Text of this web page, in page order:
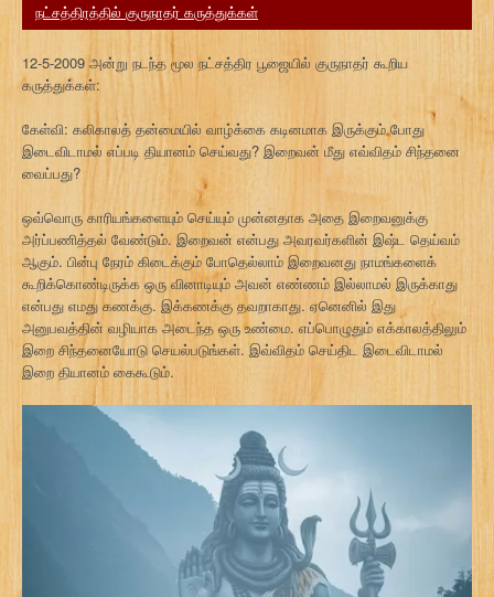
நட்சத்திரத்தில் குருநாதர் கருத்துக்கள்
12-5-2009 அன்று நடந்த மூல நட்சத்திர பூஜையில் குருநாதர் கூறிய
கருத்துக்கள்:
கேள்வி: கலிகாலத் தன்மையில் வாழ்க்கை கடினமாக இருக்கும் போது
இடைவிடாமல் எப்படி தியானம் செய்வது? இறைவன் மீது எவ்விதம் சிந்தனை
வைப்பது?
ஒவ்வொரு காரியங்களையும் செய்யும் முன்னதாக அதை இறைவனுக்கு
அர்ப்பணித்தல் வேண்டும். இறைவன் என்பது அவரவர்களின் இஷ்ட தெய்வம்
ஆகும். பின்பு நேரம் கிடைக்கும் போதெல்லாம் இறைவனது நாமங்களைக்
கூறிக்கொண்டிருக்க ஒரு வினாடியும் அவன் எண்ணம் இல்லாமல் இருக்காது
என்பது எமது கணக்கு. இக்கணக்கு தவறாகாது. ஏனெனில் இது
அனுபவத்தின் வழியாக அடைந்த ஒரு உண்மை. எப்பொழுதும் எக்காலத்திலும்
இறை சிந்தனையோடு செயல்படுங்கள். இவ்விதம் செய்திட இடைவிடாமல்
இறை தியானம் கைகூடும்.